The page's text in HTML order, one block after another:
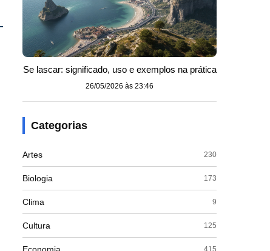
Se lascar: significado, uso e exemplos na prática
26/05/2026 às 23:46
Categorias
Artes 230
Biologia 173
Clima 9
Cultura 125
415